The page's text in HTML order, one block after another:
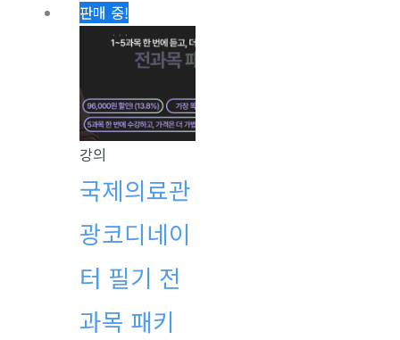
판매 중!
강의
국제의료관
광코디네이
터 필기 전
과목 패키
원
격:
$1,250,000.00.
재
가
$598,000.00.